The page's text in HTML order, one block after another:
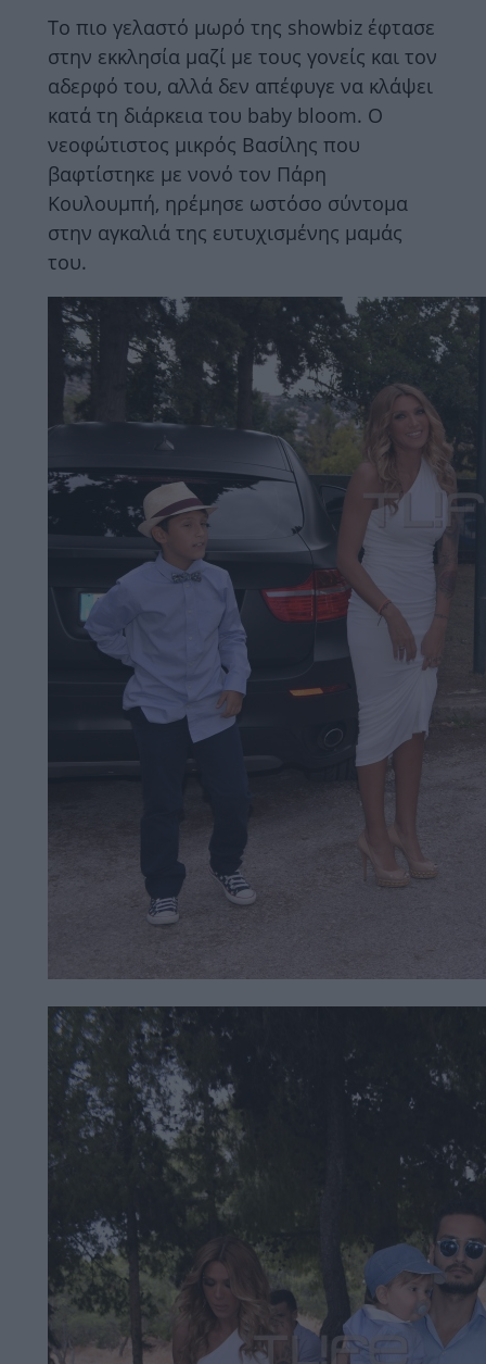
Το πιο γελαστό μωρό της showbiz έφτασε
στην εκκλησία μαζί με τους γονείς και τον
αδερφό του, αλλά δεν απέφυγε να κλάψει
κατά τη διάρκεια του baby bloom. Ο
νεοφώτιστος μικρός Βασίλης που
βαφτίστηκε με νονό τον Πάρη
Κουλουμπή, ηρέμησε ωστόσο σύντομα
στην αγκαλιά της ευτυχισμένης μαμάς
του.